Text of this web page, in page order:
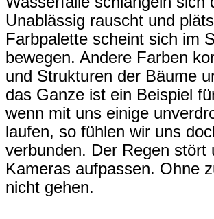
Unablässig rauscht und
Farbpalette scheint sich im
bewegen. Andere Farben
und Strukturen der Bäume
das Ganze ist ein Beispiel
wenn mit uns einige
laufen, so fühlen wir uns
verbunden. Der Regen
Kameras aufpassen. Ohne
nicht gehen.